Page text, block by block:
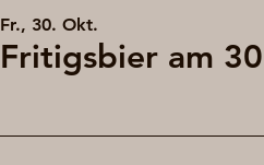
Fr., 30. Okt.